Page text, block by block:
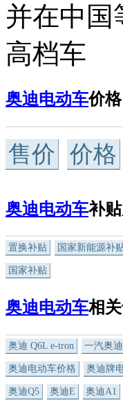
并在中国
高档车
奥迪电动车价格
售价 价格
奥迪电动车补
置换补贴 国家新能源补
国家补贴
奥迪电动车相
奥迪 Q6L e-tron 一汽奥迪
奥迪电动车价格 奥迪牌
奥迪Q5 奥迪E 奥迪A1